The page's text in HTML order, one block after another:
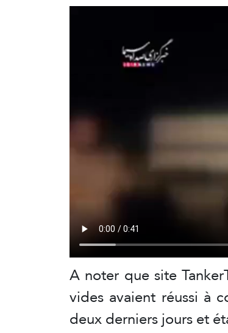
A noter que site
vides avaient réussi à
deux derniers jours et